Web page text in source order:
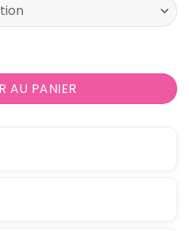
Vintage en Métal
AU PANIER